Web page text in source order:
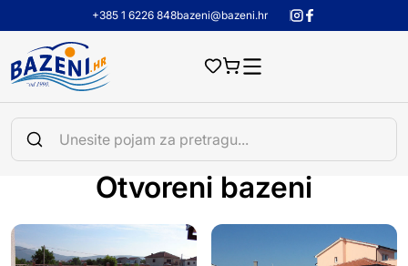
+385 1 6226 848bazeni@bazeni.hr
Otvoreni bazeni